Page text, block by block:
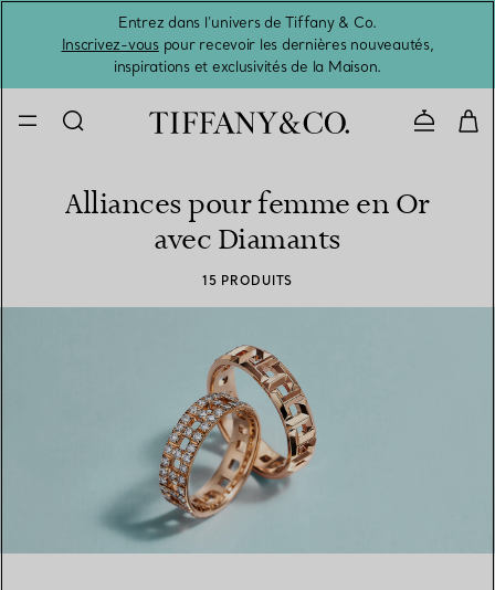
Entrez dans l’univers de Tiffany & Co.
Inscrivez-vouspour recevoir les dernières nouveautés,
inspirations et exclusivités de la Maison.
Alliances pour femme en Or
avec Diamants
15 PRODUITS